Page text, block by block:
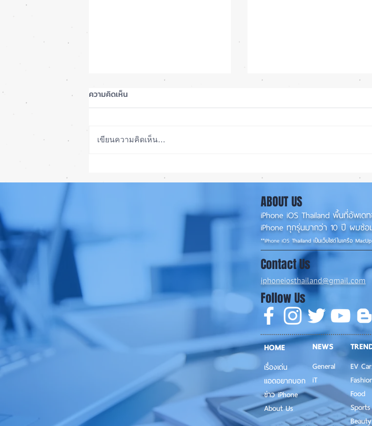
Max ตกจากฟ้าไม่พัง! ⚡📱
น่าใช้กว่าเดิม หลายแอปรองรับ
แนวนอนเต็มรูปแบบ! 📱✨
ความคิดเห็น
เขียนความคิดเห็น…
ABOUT US
iPhone iOS Thailand พื้นที่อัพเด
iPhone ทุกรุ่นมากว่า 10 ปี ผมซ่อ
**iPhone iOS Thailand เป็นเว็บไซต์ในเครือ
Contact Us
iphoneiosthailand@gmail.com
Follow Us
HOME
เรื่องเด่น
แอดอยากบอก
ข่าว iPhone
About Us
NEWS
General
iT
EV
Food
Sports
Beauty